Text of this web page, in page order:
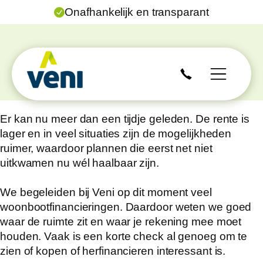
Onafhankelijk en transparant
Er kan nu meer dan een tijdje geleden. De rente is
lager en in veel situaties zijn de mogelijkheden
ruimer, waardoor plannen die eerst net niet
uitkwamen nu wél haalbaar zijn.
We begeleiden bij Veni op dit moment veel
woonbootfinancieringen. Daardoor weten we goed
waar de ruimte zit en waar je rekening mee moet
houden. Vaak is een korte check al genoeg om te
zien of kopen of herfinancieren interessant is.